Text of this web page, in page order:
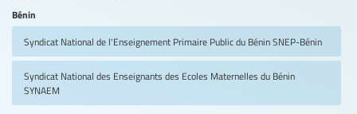
Bénin
Syndicat National de l'Enseignement Primaire Public du BéninSNEP-Bénin
Syndicat National des Enseignants des Ecoles Maternelles du Bénin
SYNAEM